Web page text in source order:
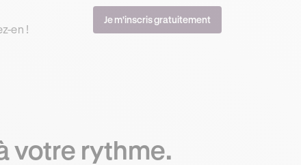
en !
Je m'inscris gratuitement
votre rythme.